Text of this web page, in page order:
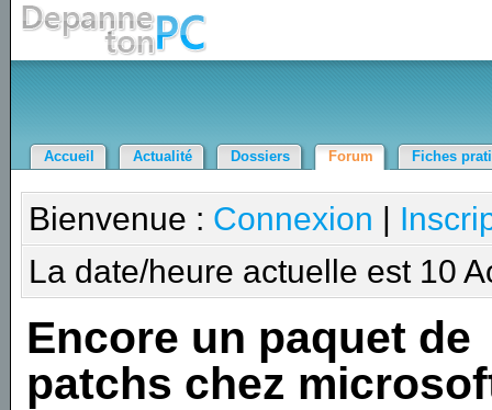
Accueil Actualité Dossiers Forum Fiches
Bienvenue : Connexion |
La date/heure actuelle est 10
Encore un paquet de
patchs chez